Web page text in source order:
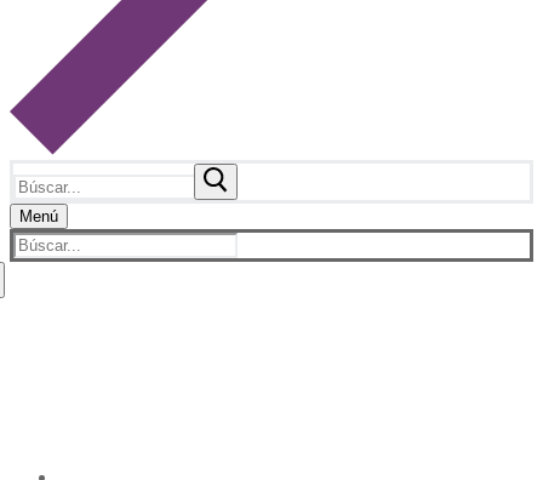
Menú
Buscar: